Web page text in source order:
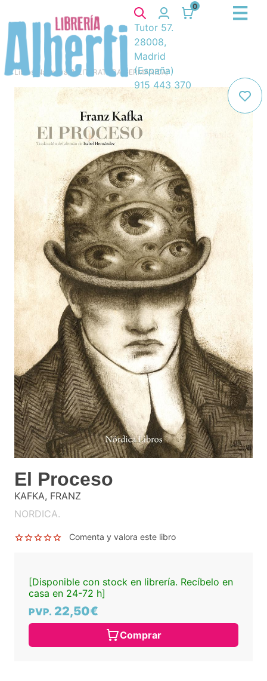
0
Tutor 57.
28008,
Madrid
(España)
915 443 370
Libros Narrativa/ 8. LITERATURA GERMANICA/
El Proceso
KAFKA, FRANZ
NORDICA.
Comenta y valora este libro
[Disponible con stock en librería. Recíbelo en
casa en 24-72 h]
PVP. 22,50€
Comprar